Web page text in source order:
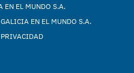
EN EL MUNDO S.A.
EN EL MUNDO S.A.